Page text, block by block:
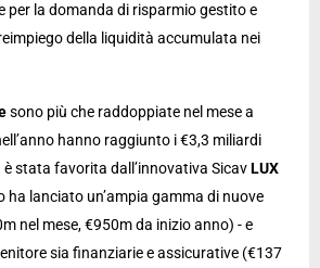
per la domanda di risparmio gestito e
della liquidità accumulata nei
sono più che raddoppiate nel mese a
hanno raggiunto i €3,3 miliardi
è stata favorita dall’innovativa SicavLUX
ha lanciato un’ampia gamma di nuove
nel mese, €950m da inizio anno) - e
sia finanziarie e assicurative (€137